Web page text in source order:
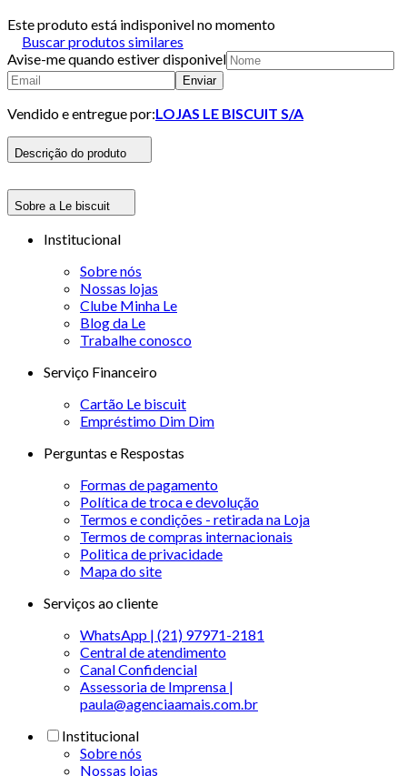
Este produto está indisponivel no momento
Buscar produtos similares
Avise-me quando estiver disponivel
Enviar
Vendido e entregue por:LOJAS LE BISCUIT S/A
Descrição do produto
Sobre a Le biscuit
Institucional
Sobre nós
Nossas lojas
Clube Minha Le
Blog da Le
Trabalhe conosco
Serviço Financeiro
Cartão Le biscuit
Empréstimo Dim Dim
Perguntas e Respostas
Formas de pagamento
Política de troca e devolução
Termos e condições - retirada na Loja
Termos de compras internacionais
Politica de privacidade
Mapa do site
Serviços ao cliente
WhatsApp | (21) 97971-2181
Central de atendimento
Canal Confidencial
Assessoria de Imprensa |
paula@agenciaamais.com.br
Institucional
Sobre nós
Nossas lojas